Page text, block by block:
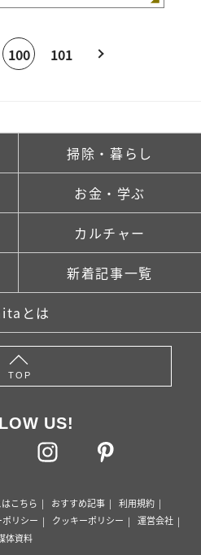
100 101
掃除・暮らし
お金・学ぶ
カルチャー
新着記事一覧
とは
TOP
US!
こちら おすすめ記事
利用規約
リシー クッキーポリシー
運営会社
体資料